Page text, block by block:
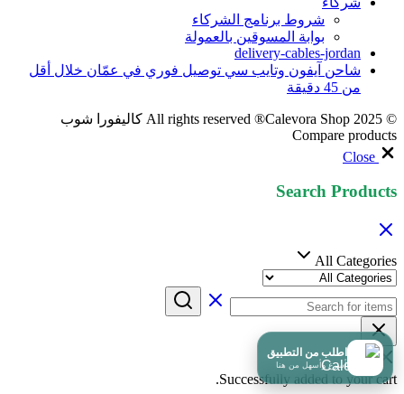
شروط برنامج الشركاء
بوابة المسوقين بالعمولة
delivery-cables-jordan
شاحن آيفون وتايب سي توصيل فوري في عمّان خلال أقل
من 45 دقيقة
© 2025 All rights reserved ®Calevora Shop كاليفورا شوب
Compare products
Close
اطلب من التطبيق
أسرع وأسهل من هنا
Search Products
All Categories
Successfully added to your cart.